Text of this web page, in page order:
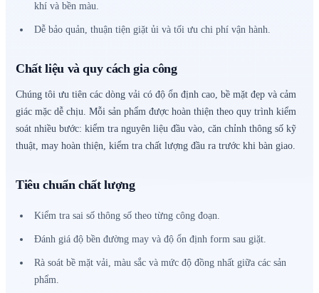
khí và bền màu.
Dễ bảo quản, thuận tiện giặt ủi và tối ưu chi phí vận hành.
Chất liệu và quy cách gia công
Chúng tôi ưu tiên các dòng vải có độ ổn định cao, bề mặt đẹp và cảm
giác mặc dễ chịu. Mỗi sản phẩm được hoàn thiện theo quy trình kiểm
soát nhiều bước: kiểm tra nguyên liệu đầu vào, căn chỉnh thông số kỹ
thuật, may hoàn thiện, kiểm tra chất lượng đầu ra trước khi bàn giao.
Tiêu chuẩn chất lượng
Kiểm tra sai số thông số theo từng công đoạn.
Đánh giá độ bền đường may và độ ổn định form sau giặt.
Rà soát bề mặt vải, màu sắc và mức độ đồng nhất giữa các sản
phẩm.